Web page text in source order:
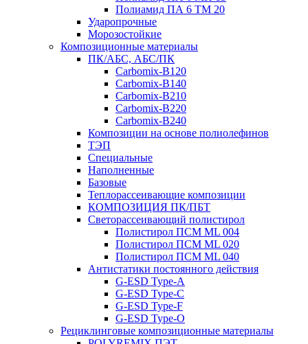
Полиамид ПА 6 ТМ 20
Ударопрочные
Морозостойкие
Композиционные материалы
ПК/АБС, АБС/ПК
Carbomix-В120
Carbomix-В140
Carbomix-В210
Carbomix-В220
Carbomix-В240
Композиции на основе полиолефинов
ТЭП
Специальные
Наполненные
Базовые
Теплорассеивающие композиции
КОМПОЗИЦИЯ ПК/ПБТ
Светорассеивающий полистирол
Полистирол ПСМ ML 004
Полистирол ПСМ ML 020
Полистирол ПСМ ML 040
Антистатики постоянного действия
G-ESD Type-A
G-ESD Type-C
G-ESD Type-F
G-ESD Type-O
Рециклинговые композиционные материалы